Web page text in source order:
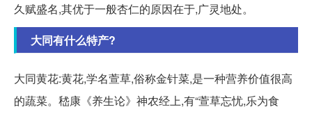
久赋盛名,其优于一般杏仁的原因在于,广灵地处。
大同有什么特产?
大同黄花:黄花,学名萱草,俗称金针菜,是一种营养价值很高
的蔬菜。嵇康《养生论》神农经上,有“萱草忘忧,乐为食